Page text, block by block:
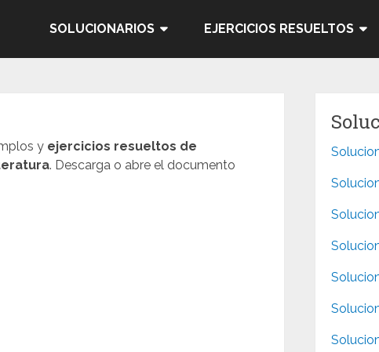
SOLUCIONARIOS EJERCICIOS RESUELTOS
y ejercicios resueltos de
. Descarga o abre el documento